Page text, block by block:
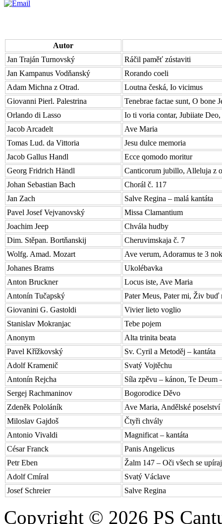
Autor
Jan Traján Turnovský
Ráčil paměť zústaviti
Jan Kampanus Vodňanský
Rorando coeli
Adam Michna z Otrad.
Loutna česká, Io vicimus
Giovanni Pierl. Palestrina
Tenebrae factae sunt, O bone
Orlando di Lasso
Io ti voria contar, Jubiiate
Jacob Arcadelt
Ave Maria
Tomas Lud. da Vittoria
Jesu dulce memoria
Jacob Gallus Handl
Ecce qomodo moritur
Georg Fridrich Händl
Canticorum jubillo, Alleluja z
Johan Sebastian Bach
Chorál č. 117
Jan Zach
Salve Regina – malá kantáta
Pavel Josef Vejvanovský
Missa Clamantium
Joachim Jeep
Chvála hudby
Dim. Stěpan. Bortňanskij
Cheruvimskaja č. 7
Wolfg. Amad. Mozart
Ave verum, Adoramus te 3
Johanes Brams
Ukolébavka
Anton Bruckner
Locus iste, Ave Maria
Antonín Tučapský
Pater Meus, Pater mi, Živ buď
Giovanini G. Gastoldi
Vivier lieto voglio
Stanislav Mokranjac
Tebe pojem
Anonym
Alta trinita beata
Pavel Křížkovský
Sv. Cyril a Metoděj – kantáta
Adolf Kramenič
Svatý Vojtěchu
Antonín Rejcha
Síla zpěvu – kánon, Te Deum
Sergej Rachmaninov
Bogorodice Děvo
Zdeněk Pololáník
Ave Maria, Andělské poselství
Miloslav Gajdoš
Čtyři chvály
Antonio Vivaldi
Magnificat – kantáta
César Franck
Panis Angelicus
Petr Eben
Žalm 147 – Oči všech se
Adolf Cmíral
Svatý Václave
Josef Schreier
Salve Regina
Copyright © 2026 PS